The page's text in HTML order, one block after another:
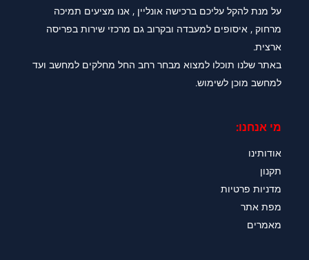
על מנת להקל עליכם ברכישה אונליין , אנו מציעים תמיכה
מרחוק , איסופים למעבדה ובקרוב גם מרכזי שירות בפריסה
ארצית.
באתר שלנו תוכלו למצוא מבחר רחב החל מחלקים למחשב ועד
למחשב מוכן לשימוש.
מי אנחנו:
אודותינו
תקנון
מדניות פרטיות
מפת אתר
מאמרים